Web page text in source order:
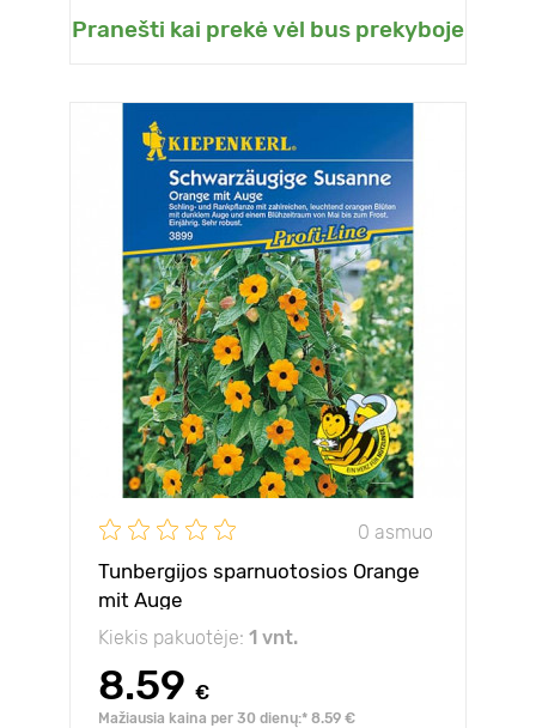
Pranešti kai prekė vėl bus prekyboje
0 asmuo
Tunbergijos sparnuotosios Orange
mit Auge
Kiekis pakuotėje: 1 vnt.
8.59 €
Mažiausia kaina per 30 dienų:* 8.59 €